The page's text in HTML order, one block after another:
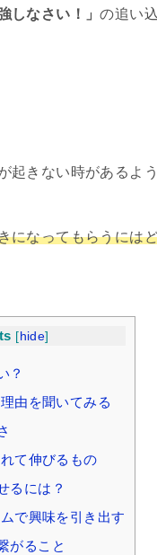
強しなさい！」の追い
起きない時があるよ
になってもらうには
[ hide]
？
由を聞いてみる
て伸びるもの
るには？
で興味を引き出す
がること